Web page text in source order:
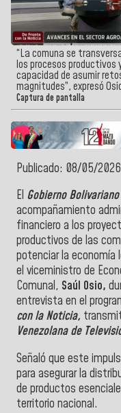
“La comuna se
los procesos productivos
capacidad de asumir
magnitudes”, expresó
Captura de pantalla
Publicado: 08/05/
El Gobierno Bolivariano
acompañamiento
financiero a los
productivos de las
potenciar la economía
el viceministro de
Comunal, Saúl Osio,
entrevista en el
con la Noticia,
Venezolana de
Señaló que este
para asegurar la
de productos
territorio nacional.